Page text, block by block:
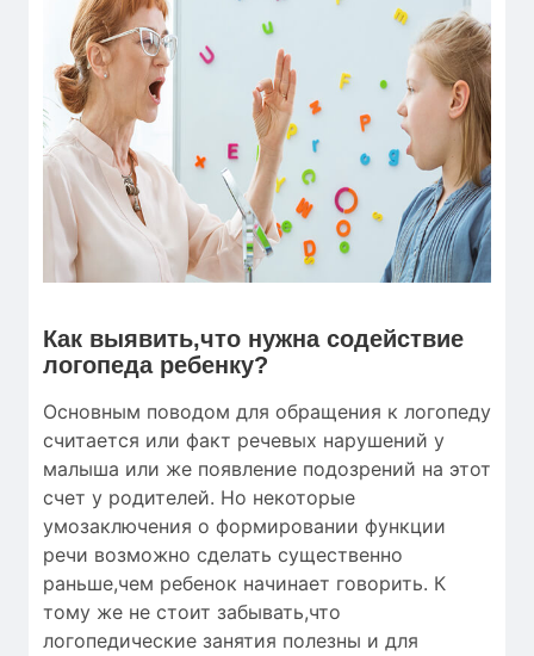
Как выявить,что нужна содействие
логопеда ребенку?
Основным поводом для обращения к логопеду
считается или факт речевых нарушений у
малыша или же появление подозрений на этот
счет у родителей. Но некоторые
умозаключения о формировании функции
речи возможно сделать существенно
раньше,чем ребенок начинает говорить. К
тому же не стоит забывать,что
логопедические занятия полезны и для